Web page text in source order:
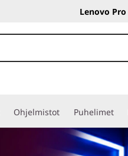
Lenovo Pro
Ohjelmistot Puhelimet